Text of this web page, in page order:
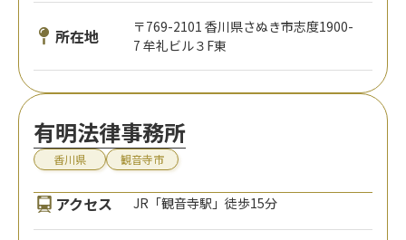
所在地
〒769-2101 香川県さぬき市志度1900-
7 牟礼ビル３F東
有明法律事務所
香川県 観音寺市
アクセス JR「観音寺駅」徒歩15分